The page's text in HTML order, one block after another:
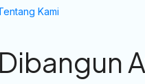
Kami
Dibangun